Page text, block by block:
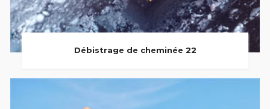
Débistrage de cheminée 22